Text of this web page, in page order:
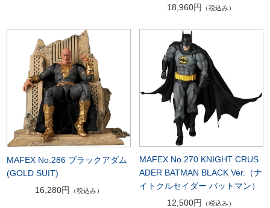
18,960円
（税込み）
MAFEX No.286 ブラックアダム
(GOLD SUIT)
16,280円 （税込み）
MAFEX No.270 KNIGHT CRUS
ADER BATMAN BLACK Ver.（ナ
イトクルセイダー バットマン）
12,500円
（税込み）